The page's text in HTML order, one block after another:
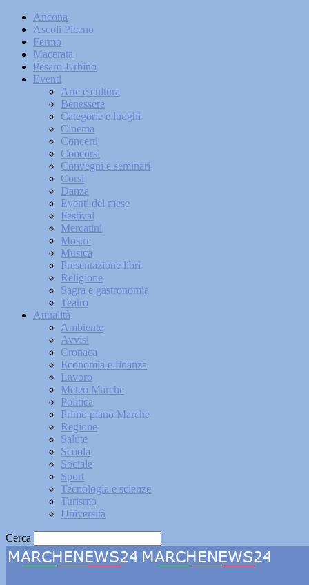
Ancona
Ascoli Piceno
Fermo
Macerata
Pesaro-Urbino
Eventi
Arte e cultura
Benessere
Categorie e luoghi
Cinema
Concerti
Concorsi
Convegni e seminari
Corsi
Danza
Eventi del mese
Festival
Mercatini
Mostre
Musica
Presentazione libri
Religione
Sagra e gastronomia
Teatro
Attualità
Ambiente
Avvisi
Cronaca
Economia e finanza
Lavoro
Meteo Marche
Politica
Primo piano Marche
Regione
Salute
Scuola
Sociale
Sport
Tecnologia e scienze
Turismo
Università
Cerca